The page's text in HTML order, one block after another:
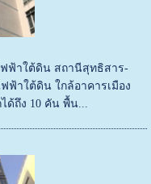
ฟ้าใต้ดิน สถานีสุทธิสาร-
ฟ้าใต้ดิน ใกล้อาคารเมือง
ด้ถึง 10 คัน พื้น...